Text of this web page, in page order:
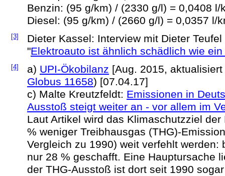
Benzin: (95 g/km) / (2330 g/l) = 0,0408
Diesel: (95 g/km) / (2660 g/l) = 0,0357 l/
[3]
Dieter Kassel: Interview mit Dieter Teufel
"Elektroauto ist ähnlich schädlich wie
[4] a) UPI-Ökobilanz [Aug. 2015,
Globus 11658) [07.04.17]
c) Malte Kreutzfeldt: Emissionen in
Ausstoß steigt weiter an - vor allem im
Laut Artikel wird das Klimaschutzziel
% weniger Treibhausgas (THG)-
Vergleich zu 1990) weit verfehlt werden:
nur 28 % geschafft. Eine Hauptursache
der THG-Ausstoß ist dort seit 1990